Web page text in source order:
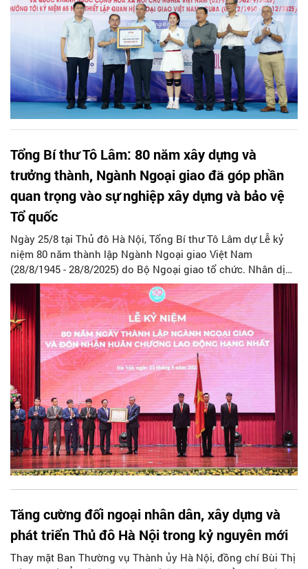
Tổng Bí thư Tô Lâm: 80 năm xây dựng và
trưởng thành, Ngành Ngoại giao đã góp phần
quan trọng vào sự nghiệp xây dựng và bảo vệ
Tổ quốc
Ngày 25/8 tại Thủ đô Hà Nội, Tổng Bí thư Tô Lâm dự Lễ kỷ
niệm 80 năm thành lập Ngành Ngoại giao Việt Nam
(28/8/1945 - 28/8/2025) do Bộ Ngoại giao tổ chức. Nhân dịp
này, đồng chí Tổng Bí thư đã có Thư chúc mừng Ngành
Ngoại giao. Tạp chí Người Hà Nội trân trọng đăng toàn văn
Thư chúc mừng 80 năm Ngày thành lập Ngành Ngoại giao
của Tổng Bí thư Tô Lâm.
Tăng cường đối ngoại nhân dân, xây dựng và
phát triển Thủ đô Hà Nội trong kỷ nguyên mới
Thay mặt Ban Thường vụ Thành ủy Hà Nội, đồng chí Bùi Thị